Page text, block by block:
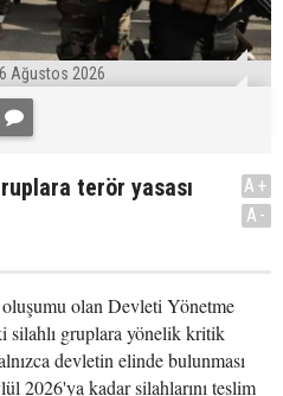
Ağustos 2026
terör yasası
A+
A-
olan Devleti Yönetme
silahlı gruplara yönelik kritik
devletin elinde bulunması
2026'ya kadar silahlarını teslim